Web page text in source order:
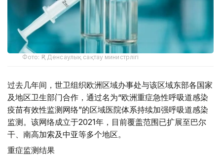
Фото: ҚР Денсаулық сақтау министрлігі
过去几年间，世卫组织欧洲区域办事处与该区域东部各国家
及地区卫生部门合作，通过名为“欧洲重症急性呼吸道感染
疫苗有效性监测网络”的区域医院体系持续加强呼吸道感染
监测。该网络成立于2021年，目前覆盖范围已扩展至巴尔
干、南高加索及中亚等多个地区。
重症监测结果